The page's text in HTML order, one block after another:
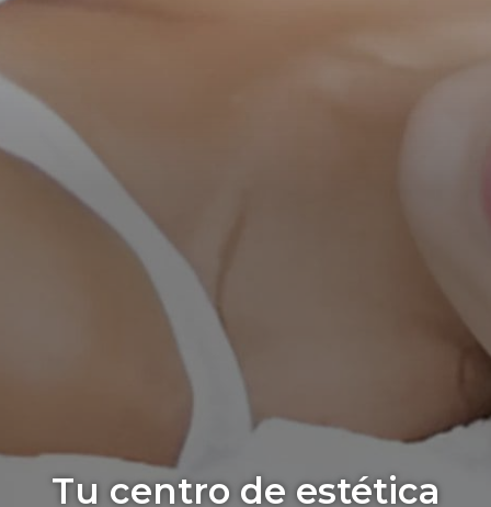
Tu centro de estética